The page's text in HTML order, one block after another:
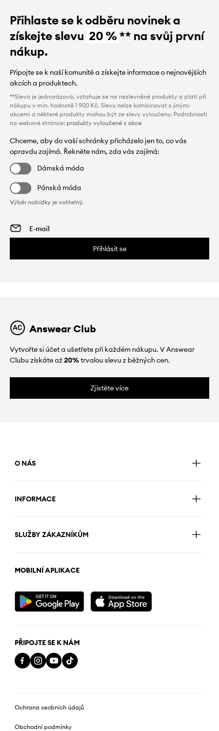
Přihlaste se k odběru novinek a
získejte slevu 20 %** na svůj první
nákup.
Připojte se k naší komunitě a získejte informace o nejnovějších
akcích a produktech.
**Sleva je jednorázová, vztahuje se na nezlevněné produkty a platí při
nákupu v min. hodnotě 1 900 Kč. Slevu nelze kombinovat s jinými
akcemi a některé produkty mohou být ze slevy vyloučeny. Podrobnosti
na webové stránce: produkty vyloučené z akce
Chceme, aby do vaší schránky přicházelo jen to, co vás
opravdu zajímá. Řekněte nám, zda vás zajímá:
Dámská móda
Pánská móda
Výběr nabídky je volitelný.
Přihlásit se
Answear Club
Vytvořte si účet a ušetřete při každém nákupu. V Answear
Clubu získáte až20%trvalou slevu z běžných cen.
Zjistěte více
O NÁS
INFORMACE
SLUŽBY ZÁKAZNÍKŮM
MOBILNÍ APLIKACE
PŘIPOJTE SE K NÁM
Ochrana osobních údajů
Obchodní podmínky